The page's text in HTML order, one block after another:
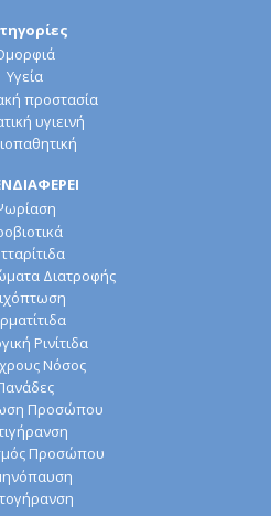
Υγεία
προστασία
υγιεινή
Διατροφής
Ρινίτιδα
Νόσος
Προσώπου
Προσώπου